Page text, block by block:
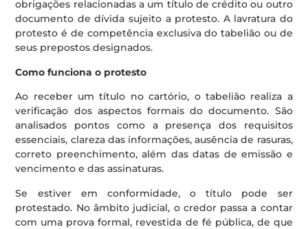
obrigações relacionadas a um título de crédito ou outro
documento de dívida sujeito a protesto. A lavratura do
protesto é de competência exclusiva do tabelião ou de
seus prepostos designados.
Como funciona o protesto
Ao receber um título no cartório, o tabelião realiza a
verificação dos aspectos formais do documento. São
analisados pontos como a presença dos requisitos
essenciais, clareza das informações, ausência de rasuras,
correto preenchimento, além das datas de emissão e
vencimento e das assinaturas.
Se estiver em conformidade, o título pode ser
protestado. No âmbito judicial, o credor passa a contar
com uma prova formal, revestida de fé pública, de que